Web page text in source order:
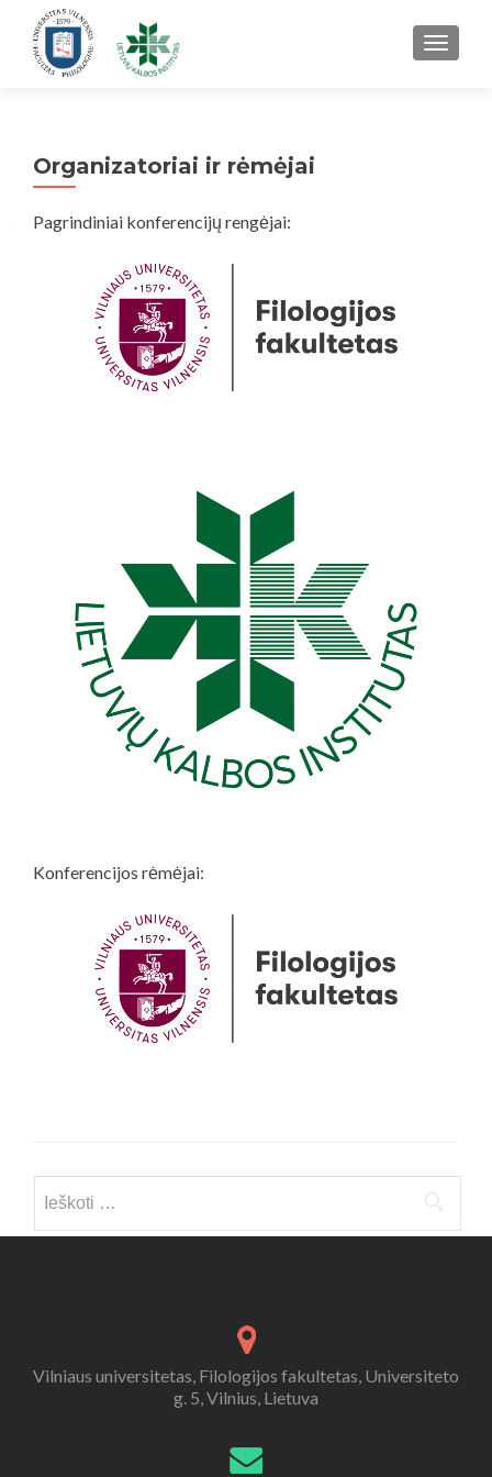
Organizatoriai ir rėmėjai
Pagrindiniai konferencijų rengėjai:
Konferencijos rėmėjai:
Vilniaus universitetas, Filologijos fakultetas, Universiteto
g. 5, Vilnius, Lietuva